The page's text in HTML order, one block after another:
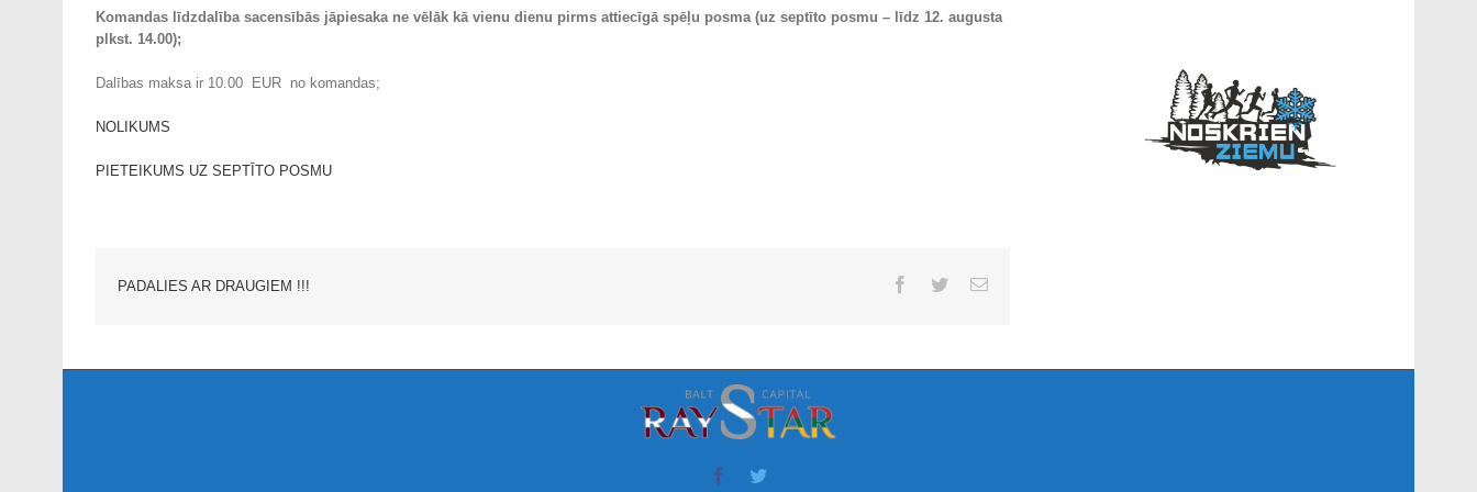
Komandas līdzdalība sacensībās jāpiesaka ne vēlāk kā vienu dienu pirms attiecīgā spēļu posma (uz septīto posmu – līdz 12. augusta
plkst. 14.00);
Dalības maksa ir 10.00 EUR no komandas;
NOLIKUMS
PIETEIKUMS UZ SEPTĪTO POSMU
PADALIES AR DRAUGIEM !!! Facebook
TwitterEmail
Facebook